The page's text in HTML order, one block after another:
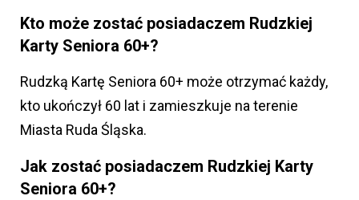
Kto może zostać posiadaczem Rudzkiej
Karty Seniora 60+?
Rudzką Kartę Seniora 60+ może otrzymać każdy,
kto ukończył 60 lat i zamieszkuje na terenie
Miasta Ruda Śląska.
Jak zostać posiadaczem Rudzkiej Karty
Seniora 60+?